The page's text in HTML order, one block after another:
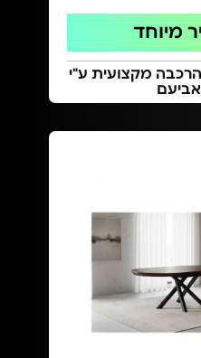
מיוחד
מקצועית ע"י